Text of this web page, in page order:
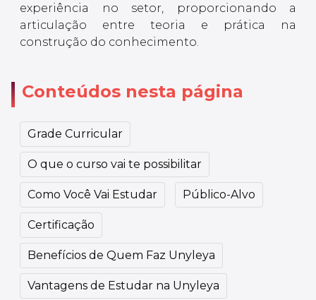
experiência no setor, proporcionando a
articulação entre teoria e prática na
construção do conhecimento.
Conteúdos nesta página
Grade Curricular
O que o curso vai te possibilitar
Como Você Vai Estudar Público-Alvo
Certificação
Benefícios de Quem Faz Unyleya
Vantagens de Estudar na Unyleya